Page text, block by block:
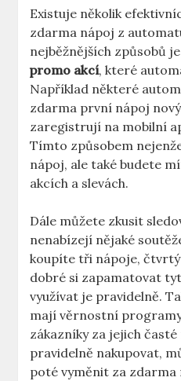
Existuje několik
zdarma nápoj z
nejběžnějších způsobů
promo akcí, které
Například některé
zdarma první nápoj
zaregistrují na mobilní
Tímto způsobem
nápoj, ale také budete
akcích a slevách.
Dále můžete zkusit
nenabízejí nějaké
koupíte tři nápoje, čtvrtý
dobré si zapamatovat
využívat je pravidelně.
mají věrnostní
zákazníky za jejich
pravidelně nakupovat,
poté vyměnit za zdarma